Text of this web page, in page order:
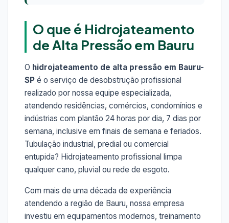
O que é Hidrojateamento
de Alta Pressão em Bauru
O hidrojateamento de alta pressão em Bauru-
SP é o serviço de desobstrução profissional
realizado por nossa equipe especializada,
atendendo residências, comércios, condomínios e
indústrias com plantão 24 horas por dia, 7 dias por
semana, inclusive em finais de semana e feriados.
Tubulação industrial, predial ou comercial
entupida? Hidrojateamento profissional limpa
qualquer cano, pluvial ou rede de esgoto.
Com mais de uma década de experiência
atendendo a região de Bauru, nossa empresa
investiu em equipamentos modernos, treinamento